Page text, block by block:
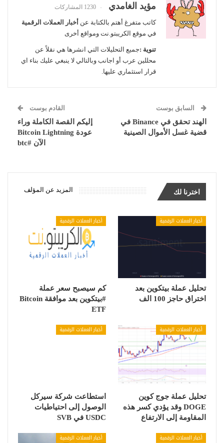
مؤيد الغامدي 1230 المشاركات
كاتب متفرغ أهتم بالكتابة عن أخبار العملات الرقمية
في موقع الكريبتو.نت ومواقع أخرى
تنوية :جميع التحليلات التي انشرها هي نقلاً عن
محللين عرب أو اجانب وبالتالي لا ينبغي عليك بناء اي
قرار استثماري عليها.
السابق بوست
الهند تحقق في Binance في
قضية غسل الأموال الصينية
القادم بوست
إليكم القصة الكاملة وراء
عودة Bitcoin Lightning
الآن #btc
اخترنا لك المزيد عن المؤلف
أخبار العملات الرقمية
تحليل عملة بيتكوين بعد
اختراق حاجز 100 الف
أخبار العملات الرقمية
كم سيصبح سعر عملة
#بيتكوين بعد موافقة Bitcoin
ETF
أخبار العملات الرقمية
تحليل عملة جوج كوين
DOGE وقد يؤدي كسر هذه
المقاومة إلى الارتفاع
أخبار العملات الرقمية
استطاعت شركة سيركل
الوصول إلى احتياطيات
USDC في SVB
أخبار العملات الرقمية أخبار العملات الرقمية